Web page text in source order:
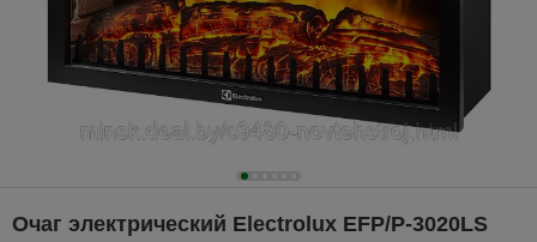
Очаг электрический Electrolux EFP/P-3020LS